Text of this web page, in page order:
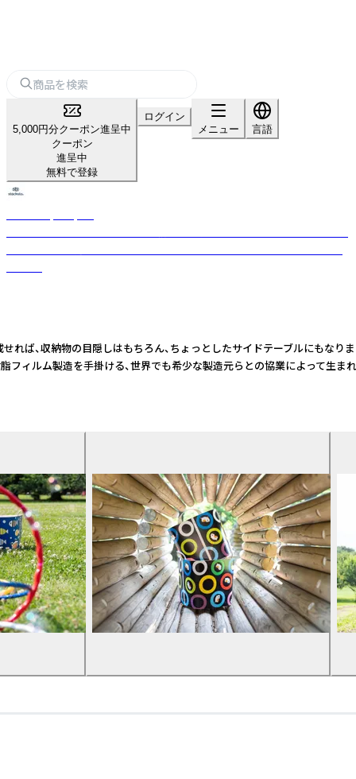
5,000円分クーポン進呈中
クーポン
進呈中
無料で登録
ログイン
メニュー
言語
、収納物の目隠しはもちろん、ちょっとしたサイドテーブルに
製造を手掛ける、世界でも希少な製造元らとの協業によって生